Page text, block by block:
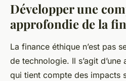
Développer une
approfondie de la
La finance éthique n’est pas
de technologie. Il s’agit
qui tient compte des impacts